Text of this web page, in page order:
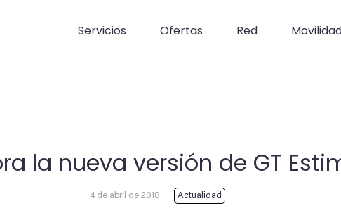
Servicios Ofertas Red
la nueva versión de GT
4 de abril de 2018 Actualidad